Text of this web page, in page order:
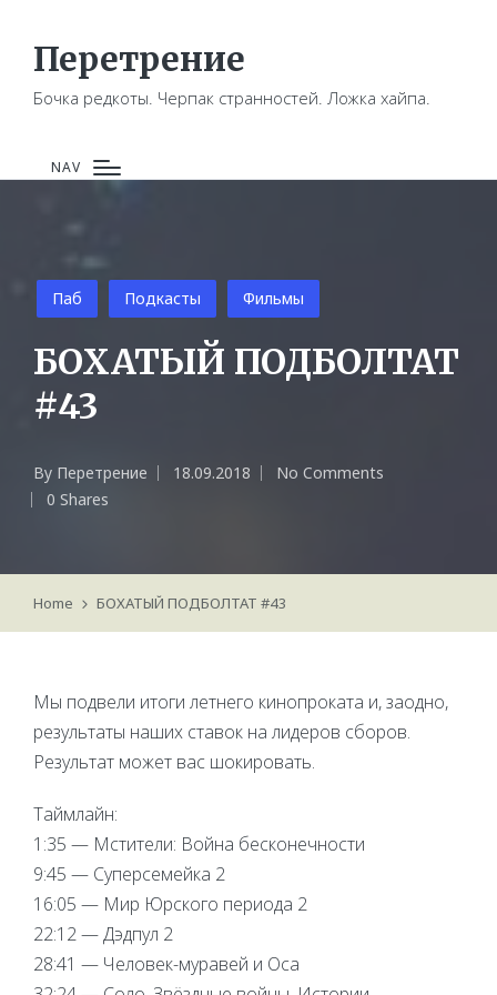
Перетрение
Бочка редкоты. Черпак странностей. Ложка хайпа.
NAV
Posted
in
Паб Подкасты Фильмы
БОХАТЫЙ ПОДБОЛТАТ
#43
Posted
by
By Перетрение 18.09.2018
No Comments
0 Shares
Home БОХАТЫЙ ПОДБОЛТАТ #43
Мы подвели итоги летнего кинопроката и, заодно,
результаты наших ставок на лидеров сборов.
Результат может вас шокировать.
Таймлайн:
1:35 — Мстители: Война бесконечности
9:45 — Суперсемейка 2
16:05 — Мир Юрского периода 2
22:12 — Дэдпул 2
28:41 — Человек-муравей и Оса